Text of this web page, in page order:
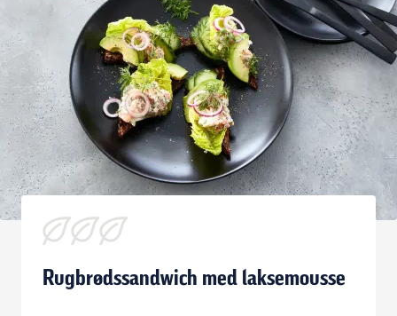
Rugbrødssandwich med laksemousse